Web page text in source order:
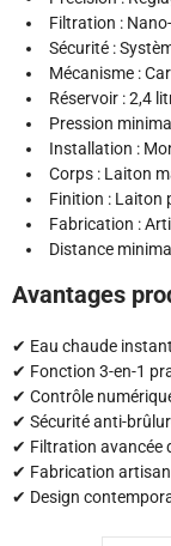
Filtration :
Sécurité :
Mécanisme :
Réservoir : 2,4
Pression
Installation :
Corps : Laiton
Finition : Laiton
Fabrication :
Distance
Avantages
✔ Eau chaude
✔ Fonction 3-en-1
✔ Contrôle
✔ Sécurité anti-
✔ Filtration avancée
✔ Fabrication
✔ Design